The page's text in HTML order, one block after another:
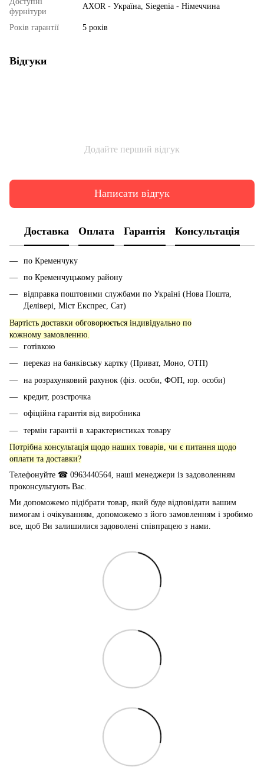
фурнітури
AXOR - Україна, Siegenia - Німеччина
Років гарантії 5 років
Відгуки
Додайте перший відгук
Написати відгук
Доставка Оплата Гарантія Консультація
по Кременчуку
по Кременчуцькому району
відправка поштовими службами по Україні (Нова Пошта,
Делівері, Міст Експрес, Сат)
Вартість доставки обговорюється індивідуально по
кожному замовленню.
готівкою
переказ на банківську картку (Приват, Моно, ОТП)
на розрахунковий рахунок (фіз. особи, ФОП, юр. особи)
кредит, розстрочка
офіційна гарантія від виробника
термін гарантії в характеристиках товару
Потрібна консультація щодо наших товарів, чи є питання щодо
оплати та доставки?
Телефонуйте ☎ 0963440564, наші менеджери із задоволенням
проконсультують Вас.
Ми допоможемо підібрати товар, який буде відповідати вашим
вимогам і очікуванням, допоможемо з його замовленням і зробимо
все, щоб Ви залишилися задоволені співпрацею з нами.